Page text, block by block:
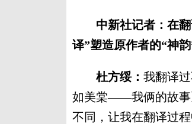
中新社记者：在
译”塑造原作者的“神韵
杜方绥： 我翻译
如美棠——我俩的故事
不同，让我在翻译过